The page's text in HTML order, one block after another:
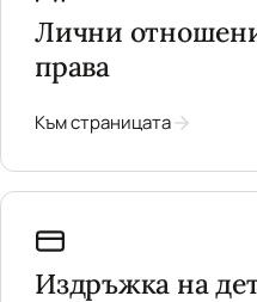
Лични
права
Към страницата
Издръжка на